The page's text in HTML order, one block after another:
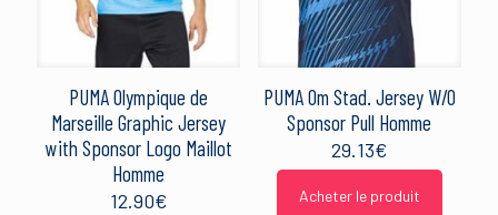
PUMA Olympique de
Marseille Graphic Jersey
with Sponsor Logo Maillot
Homme
12.90€
PUMA Om Stad. Jersey W/O
Sponsor Pull Homme
29.13€
Acheter le produit